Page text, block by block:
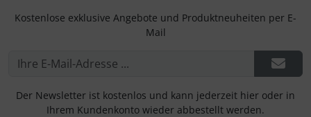
Kostenlose exklusive Angebote und Produktneuheiten per E-
Mail
Der Newsletter ist kostenlos und kann jederzeit hier oder in
Ihrem Kundenkonto wieder abbestellt werden.